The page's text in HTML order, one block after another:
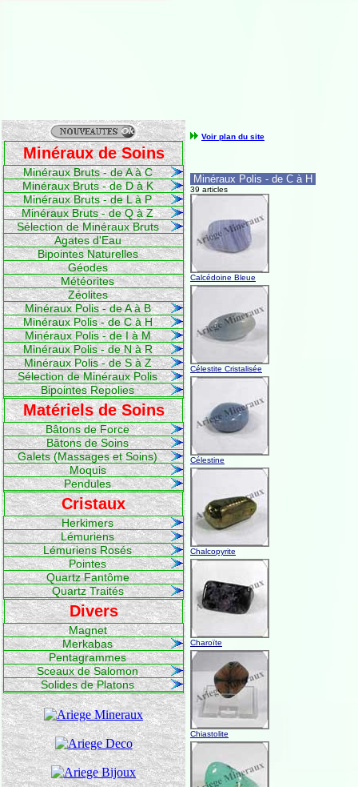
Minéraux de Soins
Minéraux Bruts - de A à C
Minéraux Bruts - de D à K
Minéraux Bruts - de L à P
Minéraux Bruts - de Q à Z
Sélection de Minéraux Bruts
Agates d'Eau
Bipointes Naturelles
Géodes
Météorites
Zéolites
Minéraux Polis - de A à B
Minéraux Polis - de C à H
Minéraux Polis - de I à M
Minéraux Polis - de N à R
Minéraux Polis - de S à Z
Sélection de Minéraux Polis
Bipointes Repolies
Matériels de Soins
Bâtons de Force
Bâtons de Soins
Galets (Massages et Soins)
Moquis
Pendules
Cristaux
Herkimers
Lémuriens
Lémuriens Rosés
Pointes
Quartz Fantôme
Quartz Traités
Divers
Magnet
Merkabas
Pentagrammes
Sceaux de Salomon
Solides de Platons
Voir plan du site
Minéraux Polis - de C à H
39 articles
Calcédoine Bleue
Célestite Cristalisée
Célestine
Chalcopyrite
Charoïte
Chiastolite